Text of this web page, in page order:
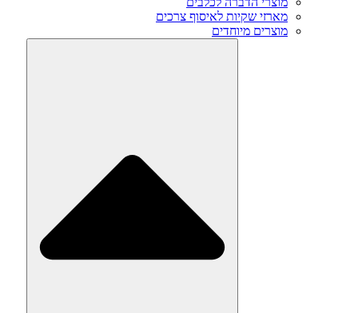
מארזי שקיות לאיסוף צרכים
מוצרים מיוחדים